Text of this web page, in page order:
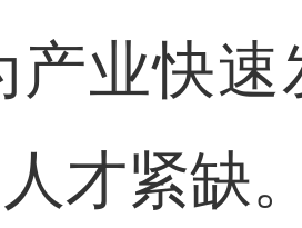
业快
才紧缺。